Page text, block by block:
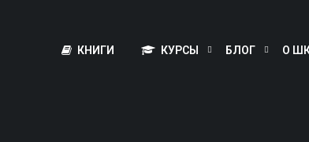
КНИГИ КУРСЫ БЛОГ О